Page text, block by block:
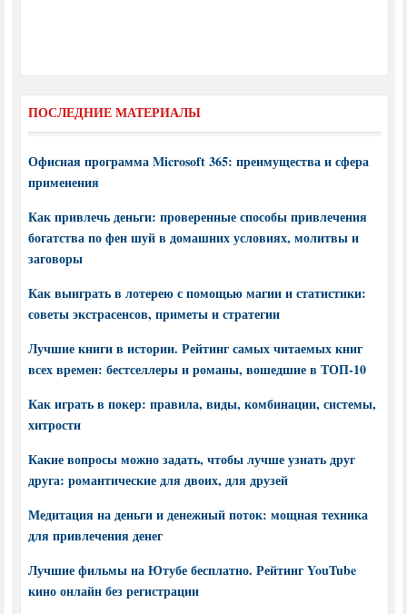
ПОСЛЕДНИЕ МАТЕРИАЛЫ
Офисная программа Microsoft 365: преимущества и сфера
применения
Как привлечь деньги: проверенные способы привлечения
богатства по фен шуй в домашних условиях, молитвы и
заговоры
Как выиграть в лотерею с помощью магии и статистики:
советы экстрасенсов, приметы и стратегии
Лучшие книги в истории. Рейтинг самых читаемых книг
всех времен: бестселлеры и романы, вошедшие в ТОП-10
Как играть в покер: правила, виды, комбинации, системы,
хитрости
Какие вопросы можно задать, чтобы лучше узнать друг
друга: романтические для двоих, для друзей
Медитация на деньги и денежный поток: мощная техника
для привлечения денег
Лучшие фильмы на Ютубе бесплатно. Рейтинг YouTube
кино онлайн без регистрации